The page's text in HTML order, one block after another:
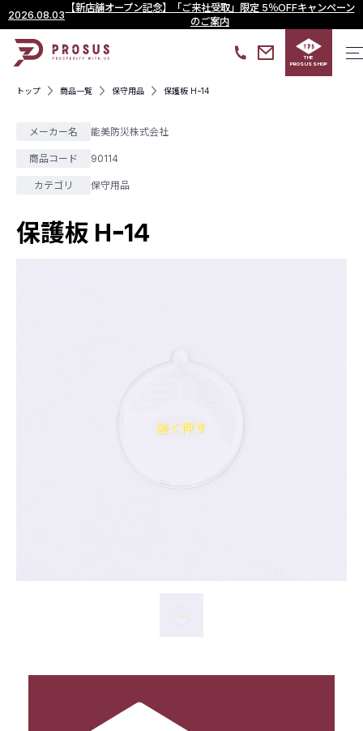
2026.08.03
【新店舗オープン記念】「ご来社受取」限定 5％OFFキャンペーン
のご案内
THE
PROSUS SHOP
トップ 商品一覧 保守用品 保護板 Hｰ14
メーカー名 能美防災株式会社
商品コード 90114
カテゴリ 保守用品
保護板 Hｰ14